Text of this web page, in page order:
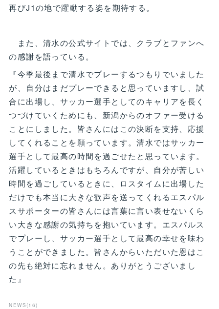
再びJ1の地で躍動する姿を期待する。
また、清水の公式サイトでは、クラブとファンへ
の感謝を語っている。
『今季最後まで清水でプレーするつもりでいました
が、自分はまだプレーできると思っていますし、試
合に出場し、サッカー選手としてのキャリアを長く
つづけていくためにも、新潟からのオファー受ける
ことにしました。皆さんにはこの決断を支持、応援
してくれることを願っています。清水ではサッカー
選手として最高の時間を過ごせたと思っています。
活躍しているときはもちろんですが、自分が苦しい
時間を過ごしているときに、ロスタイムに出場した
だけでも本当に大きな歓声を送ってくれるエスパル
スサポーターの皆さんには言葉に言い表せないくら
い大きな感謝の気持ちを抱いています。エスパルス
でプレーし、サッカー選手として最高の幸せを味わ
うことができました。皆さんからいただいた恩はこ
の先も絶対に忘れません。ありがとうございまし
た』
NEWS (16)